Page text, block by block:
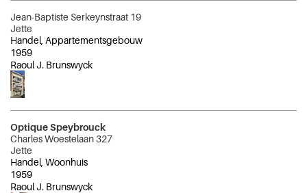
Jean-Baptiste Serkeynstraat 19
Jette
Handel, Appartementsgebouw
1959
Raoul J. Brunswyck
Optique Speybrouck
Charles Woestelaan 327
Jette
Handel, Woonhuis
1959
Raoul J. Brunswyck